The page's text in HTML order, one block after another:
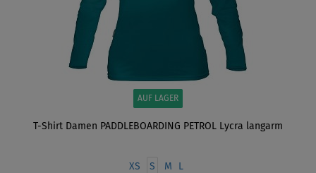
AUF LAGER
T-Shirt Damen PADDLEBOARDING PETROL Lycra langarm
XS S M L